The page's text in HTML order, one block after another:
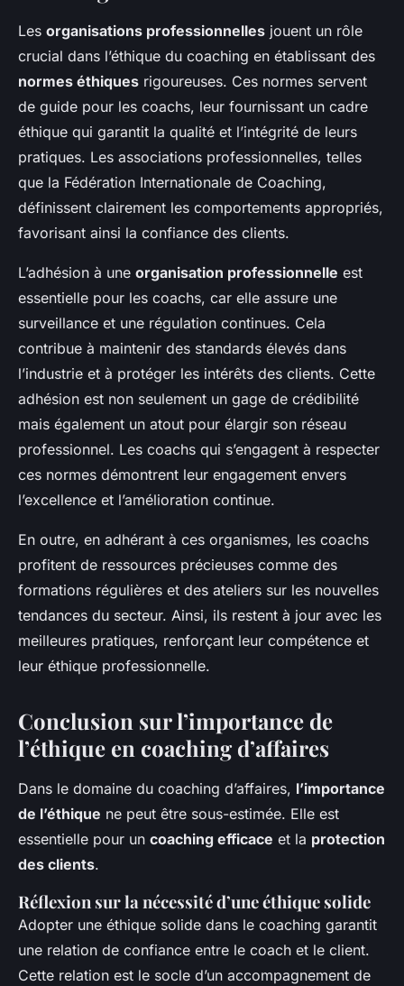
Les organisations professionnelles jouent un rôle
crucial dans l’éthique du coaching en établissant des
normes éthiques rigoureuses. Ces normes servent
de guide pour les coachs, leur fournissant un cadre
éthique qui garantit la qualité et l’intégrité de leurs
pratiques. Les associations professionnelles, telles
que la Fédération Internationale de Coaching,
définissent clairement les comportements appropriés,
favorisant ainsi la confiance des clients.
L’adhésion à une organisation professionnelle est
essentielle pour les coachs, car elle assure une
surveillance et une régulation continues. Cela
contribue à maintenir des standards élevés dans
l’industrie et à protéger les intérêts des clients. Cette
adhésion est non seulement un gage de crédibilité
mais également un atout pour élargir son réseau
professionnel. Les coachs qui s’engagent à respecter
ces normes démontrent leur engagement envers
l’excellence et l’amélioration continue.
En outre, en adhérant à ces organismes, les coachs
profitent de ressources précieuses comme des
formations régulières et des ateliers sur les nouvelles
tendances du secteur. Ainsi, ils restent à jour avec les
meilleures pratiques, renforçant leur compétence et
leur éthique professionnelle.
Conclusion sur l’importance de
l’éthique en coaching d’affaires
Dans le domaine du coaching d’affaires, l’importance
de l’éthique ne peut être sous-estimée. Elle est
essentielle pour un coaching efficace et la protection
des clients.
Réflexion sur la nécessité d’une éthique solide
Adopter une éthique solide dans le coaching garantit
une relation de confiance entre le coach et le client.
Cette relation est le socle d’un accompagnement de